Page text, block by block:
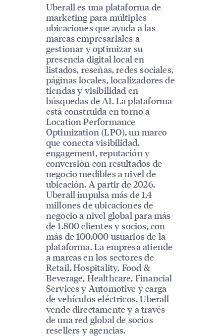
Uberall es una plataforma de
marketing para múltiples
ubicaciones que ayuda a las
marcas empresariales a
gestionar y optimizar su
presencia digital local en
listados, reseñas, redes sociales,
páginas locales, localizadores de
tiendas y visibilidad en
búsquedas de AI. La plataforma
está construida en torno a
Location Performance
Optimization (LPO), un marco
que conecta visibilidad,
engagement, reputación y
conversión con resultados de
negocio medibles a nivel de
ubicación. A partir de 2026,
Uberall impulsa más de 1,4
millones de ubicaciones de
negocio a nivel global para más
de 1.800 clientes y socios, con
más de 100.000 usuarios de la
plataforma. La empresa atiende
a marcas en los sectores de
Retail, Hospitality, Food &
Beverage, Healthcare, Financial
Services y Automotive y carga
de vehículos eléctricos. Uberall
vende directamente y a través
de una red global de socios
resellers y agencias.